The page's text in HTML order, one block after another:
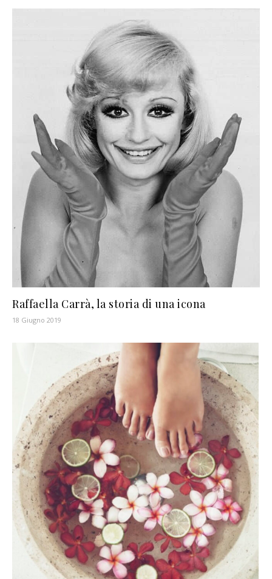
Raffaella Carrà, la storia di una icona
18 Giugno 2019